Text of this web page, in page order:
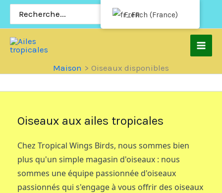
Passer
Maison Oiseaux disponibles
Oiseaux aux ailes tropicales
Chez Tropical Wings Birds, nous sommes bien
plus qu'un simple magasin d'oiseaux : nous
sommes une équipe passionnée d'oiseaux
passionnés qui s'engage à vous offrir des oiseaux
French (France)